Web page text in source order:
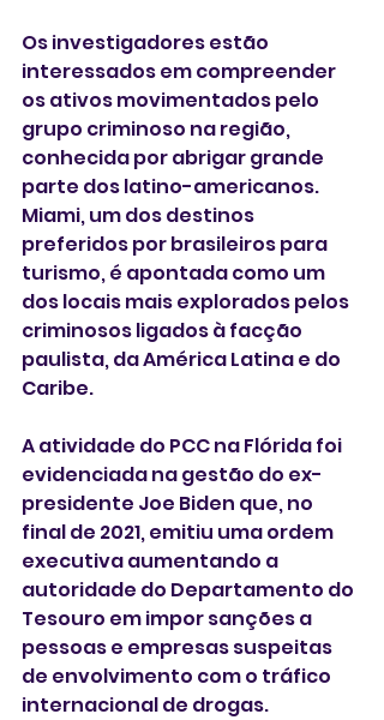
Os investigadores estão
interessados em compreender
os ativos movimentados pelo
grupo criminoso na região,
conhecida por abrigar grande
parte dos latino-americanos.
Miami, um dos destinos
preferidos por brasileiros para
turismo, é apontada como um
dos locais mais explorados pelos
criminosos ligados à facção
paulista, da América Latina e do
Caribe.
A atividade do PCC na Flórida foi
evidenciada na gestão do ex-
presidente Joe Biden que, no
final de 2021, emitiu uma ordem
executiva aumentando a
autoridade do Departamento do
Tesouro em impor sanções a
pessoas e empresas suspeitas
de envolvimento com o tráfico
internacional de drogas.